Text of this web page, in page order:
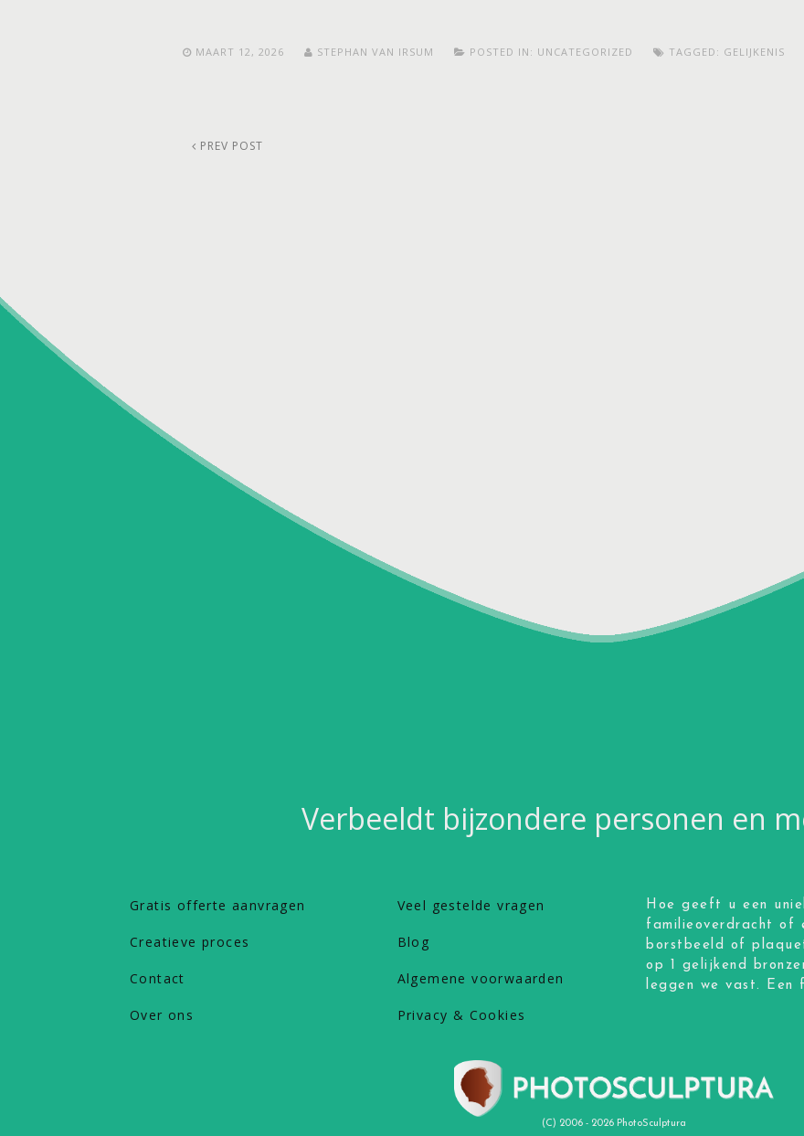
MAART 12, 2026 STEPHAN VAN IRSUM POSTED IN: UNCATEGORIZED TAGGED: GELIJKENIS
PREV POST
Verbeeldt bijzondere personen en
Gratis offerte aanvragen
Creatieve proces
Contact
Over ons
Veel gestelde vragen
Blog
Algemene voorwaarden
Privacy & Cookies
Hoe geeft u een
familieoverdracht of
borstbeeld of
op 1 gelijkend
leggen we vast. Een
(C) 2006 - 2026 PhotoSculptura